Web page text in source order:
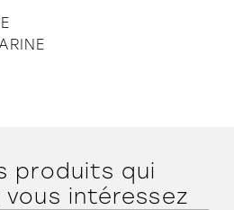
produits qui
intéressez